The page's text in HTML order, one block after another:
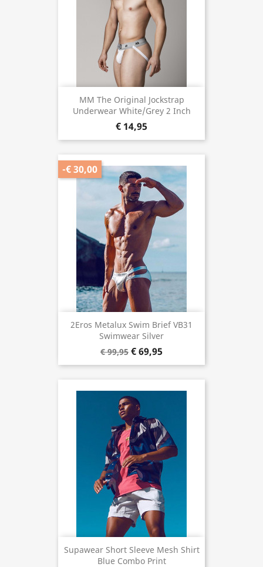
MM The Original Jockstrap
Underwear White/Grey 2 Inch
€ 14,95
2Eros Metalux Swim Brief VB31
Swimwear Silver
€ 99,95 € 69,95
-€ 30,00
Supawear Short Sleeve Mesh Shirt
Blue Combo Print